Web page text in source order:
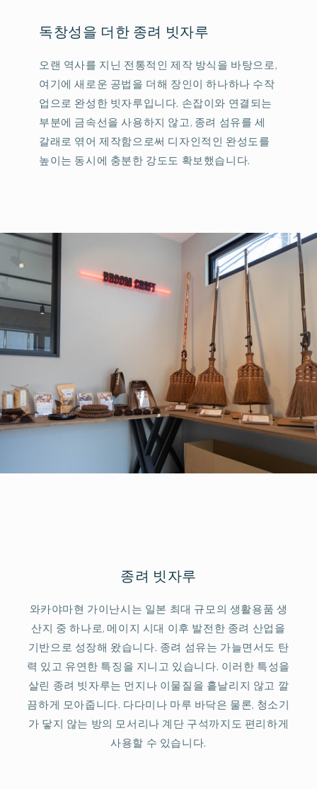
독창성을 더한 종려 빗자루
오랜 역사를 지닌 전통적인 제작 방식을 바탕으로,
여기에 새로운 공법을 더해 장인이 하나하나 수작
업으로 완성한 빗자루입니다. 손잡이와 연결되는
부분에 금속선을 사용하지 않고, 종려 섬유를 세
갈래로 엮어 제작함으로써 디자인적인 완성도를
높이는 동시에 충분한 강도도 확보했습니다.
종려 빗자루
와카야마현 가이난시는 일본 최대 규모의 생활용품 생
산지 중 하나로, 메이지 시대 이후 발전한 종려 산업을
기반으로 성장해 왔습니다. 종려 섬유는 가늘면서도 탄
력 있고 유연한 특징을 지니고 있습니다. 이러한 특성을
살린 종려 빗자루는 먼지나 이물질을 흩날리지 않고 깔
끔하게 모아줍니다. 다다미나 마루 바닥은 물론, 청소기
가 닿지 않는 방의 모서리나 계단 구석까지도 편리하게
사용할 수 있습니다.